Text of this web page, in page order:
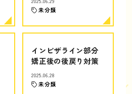
未分類
インビザライン部分
矯正後の後戻り対策
2025.06.28
未分類